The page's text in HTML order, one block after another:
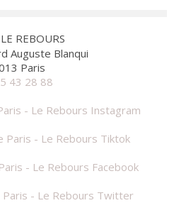
REBOURS
Auguste Blanqui
Paris
43 28 88
- Le Rebours Instagram
Paris - Le Rebours Tiktok
- Le Rebours Facebook
Paris - Le Rebours Twitter